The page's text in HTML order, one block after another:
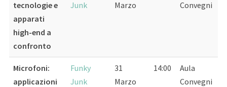
tecnologie e
apparati
high-end a
confronto
Junk
Marzo
Convegni
Microfoni:
applicazioni
Funky
Junk
31
Marzo
14:00
Aula
Convegni